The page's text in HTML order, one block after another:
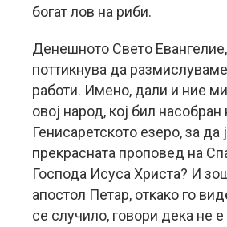
богат лов на риби.
Денешното Свето
поттикнува да
работи. Имено, дали и ние
овој народ, кој бил насобран
Генисаретското езеро, за да
прекрасната проповед на
Господа Исуса Христа? И
апостол Петар, откако го
се случило, говори дека не